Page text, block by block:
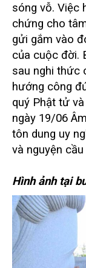
sóng vỗ. Việc
chứng cho
gửi gắm vào
của cuộc đời.
sau nghi thức
hướng công
quý Phật tử
ngày 19/06
tôn dung uy
và nguyện
Hình ảnh tại